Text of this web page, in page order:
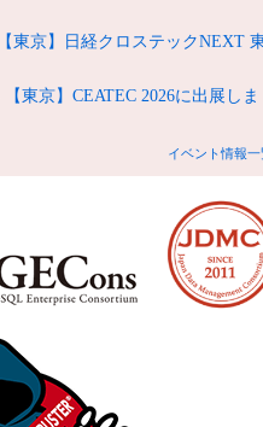
【東京】日経クロステックNEXT
【東京】CEATEC 2026に出展しま
イベント情報一